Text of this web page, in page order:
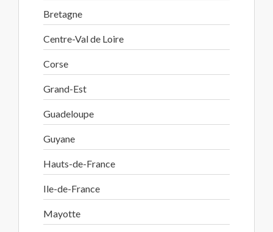
Bretagne
Centre-Val de Loire
Corse
Grand-Est
Guadeloupe
Guyane
Hauts-de-France
Ile-de-France
Mayotte